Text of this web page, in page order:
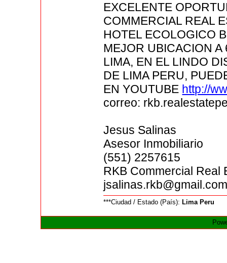
EXCELENTE
COMMERCIAL REAL
HOTEL ECOLOGICO
MEJOR UBICACION
LIMA, EN EL LINDO
DE LIMA PERU,
EN YOUTUBE http://
correo:
Jesus Salinas
Asesor Inmobiliario
(551) 2257615
RKB Commercial Real
***Ciudad / Estado (País): Lima Peru